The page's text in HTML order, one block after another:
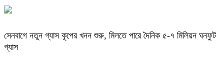
সেনবাগে নতুন গ্যাস কূপের খনন শুরু, মিলতে পারে দৈনিক ৫-৭ মিলিয়ন ঘনফুট
গ্যাস